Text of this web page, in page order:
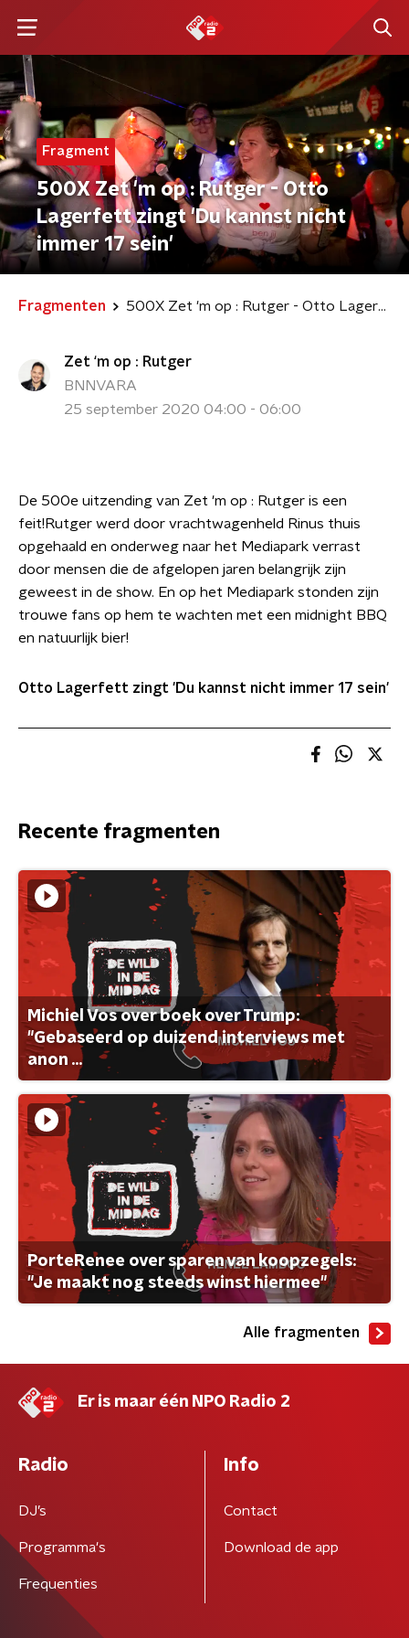
Fragment
500X Zet 'm op : Rutger - Otto
Lagerfett zingt 'Du kannst nicht
immer 17 sein'
Fragmenten 500X Zet 'm op : Rutger - Otto Lagerfett zingt 'Du kannst nicht immer 17 sein'
Zet ‘m op : Rutger
BNNVARA
25 september 2020 04:00 - 06:00
De 500e uitzending van Zet 'm op : Rutger is een
feit!Rutger werd door vrachtwagenheld Rinus thuis
opgehaald en onderweg naar het Mediapark verrast
door mensen die de afgelopen jaren belangrijk zijn
geweest in de show. En op het Mediapark stonden zijn
trouwe fans op hem te wachten met een midnight BBQ
en natuurlijk bier!
Otto Lagerfett zingt 'Du kannst nicht immer 17 sein'
Recente fragmenten
Michiel Vos over boek over Trump:
"Gebaseerd op duizend interviews met
anon ...
PorteRenee over sparen van koopzegels:
"Je maakt nog steeds winst hiermee"
Alle fragmenten
Er is maar één NPO Radio 2
Radio
DJ’s
Programma's
Frequenties
Info
Contact
Download de app